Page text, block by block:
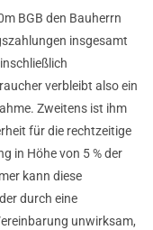
BGB den Bauherrn
insgesamt
verbleibt also ein
Zweitens ist ihm
für die rechtzeitige
in Höhe von 5 % der
kann diese
durch eine
unwirksam,